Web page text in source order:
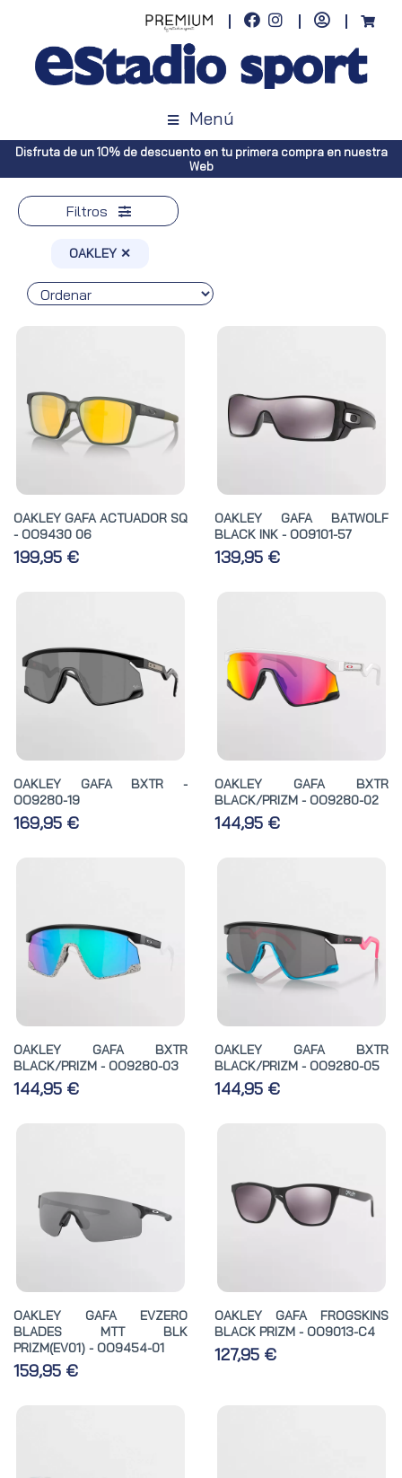
Menú
en tu primera compra en nuestra
Envíos gratuitos a toda
Filtros
OAKLEY ✕
OAKLEY GAFA ACTUADOR SQ
- OO9430 06
199,95 €
OAKLEY GAFA BATWOLF
BLACK INK - OO9101-57
139,95 €
OAKLEY GAFA BXTR -
OO9280-19
169,95 €
OAKLEY GAFA BXTR
BLACK/PRIZM - OO9280-02
144,95 €
OAKLEY GAFA BXTR
BLACK/PRIZM - OO9280-03
144,95 €
OAKLEY GAFA BXTR
BLACK/PRIZM - OO9280-05
144,95 €
OAKLEY GAFA EVZERO
BLADES MTT BLK
PRIZM(EV01) - OO9454-01
159,95 €
OAKLEY GAFA FROGSKINS
BLACK PRIZM - OO9013-C4
127,95 €